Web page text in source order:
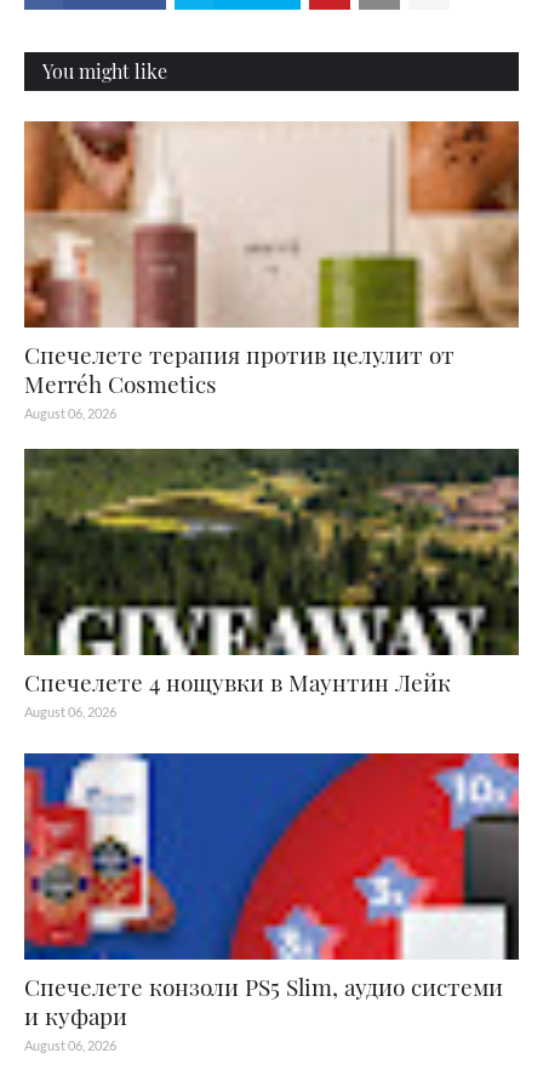
You might like
Спечелете терапия против целулит от
Merréh Cosmetics
August 06, 2026
Спечелете 4 нощувки в Маунтин Лейк
August 06, 2026
Спечелете конзоли PS5 Slim, аудио системи
и куфари
August 06, 2026